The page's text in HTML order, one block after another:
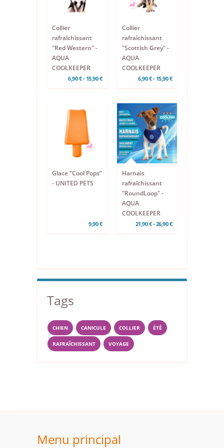
Collier
rafraîchissant
"Red Western" -
AQUA
COOLKEEPER
6,90 € - 15,90 €
Collier
rafraîchissant
"Scottish Grey" -
AQUA
COOLKEEPER
6,90 € - 15,90 €
Glace “Cool Pops”
- UNITED PETS
9,90 €
Harnais
rafraîchissant
"RoundLoop" -
AQUA
COOLKEEPER
21,90 € - 26,90 €
Tags
CHIEN CANICULE COLLIER ÉTÉ
RAFRAÎCHISSANT VOYAGE
Menu principal